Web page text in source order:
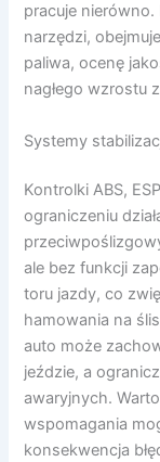
pracuje
narzędzi,
paliwa, ocenę
nagłego wzrostu
Systemy
Kontrolki ABS,
ograniczeniu
ale bez funkcji
toru jazdy, co
hamowania na
auto może
jeździe, a
awaryjnych.
wspomagania
konsekwencja